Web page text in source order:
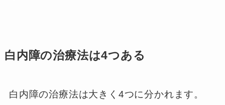
白内障の治療法は4つある
白内障の治療法は大きく4つに分かれます。